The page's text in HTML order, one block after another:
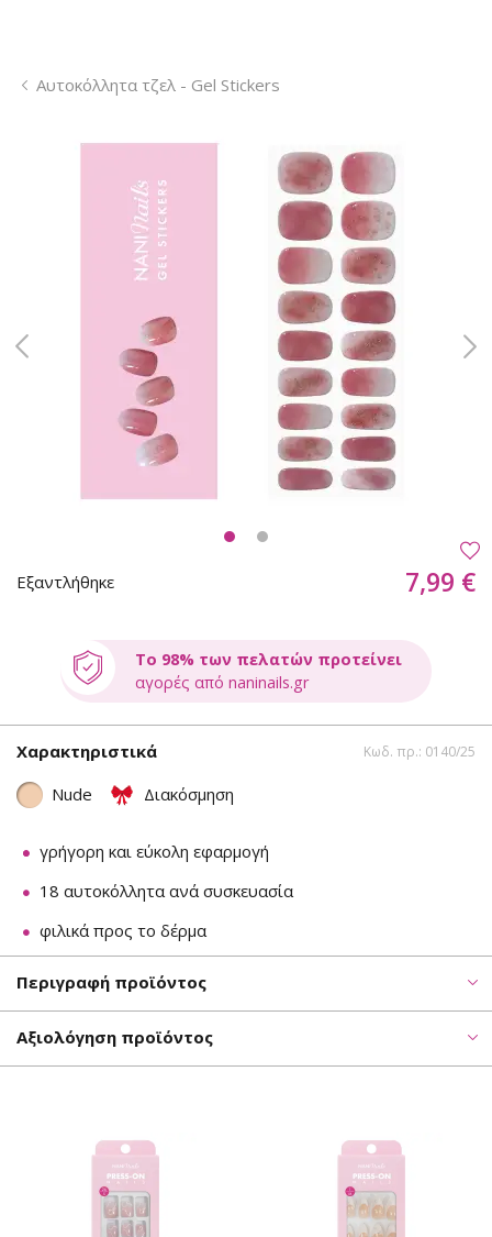
Αυτοκόλλητα τζελ - Gel Stickers
Εξαντλήθηκε 7,99 €
Το 98% των πελατών προτείνει
αγορές από naninails.gr
Χαρακτηριστικά Κωδ. πρ.: 0140/25
Nude Διακόσμηση
γρήγορη και εύκολη εφαρμογή
18 αυτοκόλλητα ανά συσκευασία
φιλικά προς το δέρμα
Περιγραφή προϊόντος
Αξιολόγηση προϊόντος